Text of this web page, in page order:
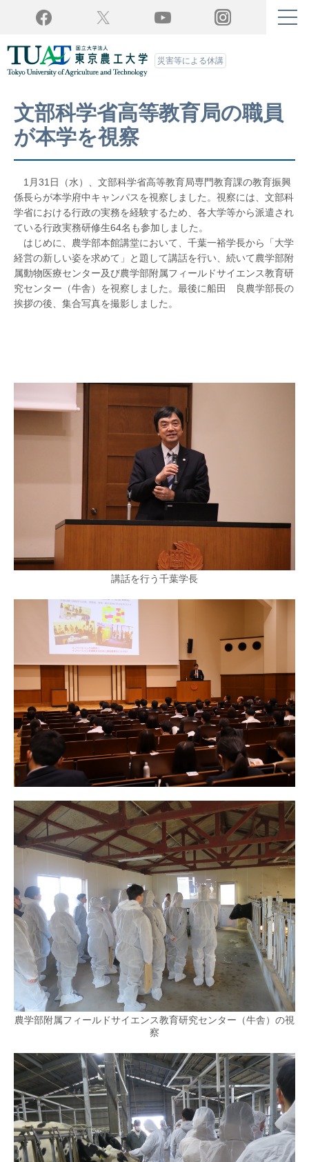
Facebook YouTube Instagram
災害等による休講
文部科学省高等教育局の職員
が本学を視察
1月31日（水）、文部科学省高等教育局専門教育課の教育振興
係長らが本学府中キャンパスを視察しました。視察には、文部科
学省における行政の実務を経験するため、各大学等から派遣され
ている行政実務研修生64名も参加しました。
はじめに、農学部本館講堂において、千葉一裕学長から「大学
経営の新しい姿を求めて」と題して講話を行い、続いて農学部附
属動物医療センター及び農学部附属フィールドサイエンス教育研
究センター（牛舎）を視察しました。最後に船田 良農学部長の
挨拶の後、集合写真を撮影しました。
講話を行う千葉学長
農学部附属フィールドサイエンス教育研究センター（牛舎）の視
察